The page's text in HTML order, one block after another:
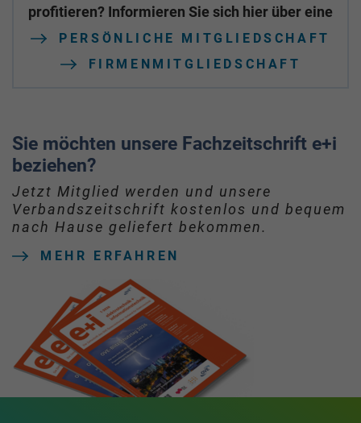
profitieren? Informieren Sie sich hier über eine
PERSÖNLICHE MITGLIEDSCHAFT
FIRMENMITGLIEDSCHAFT
Sie möchten unsere Fachzeitschrift e+i
beziehen?
Jetzt Mitglied werden und unsere
Verbandszeitschrift kostenlos und bequem
nach Hause geliefert bekommen.
MEHR ERFAHREN